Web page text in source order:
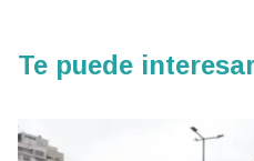
Te puede